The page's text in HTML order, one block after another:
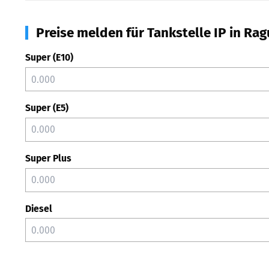
Preise melden für Tankstelle IP in
Super (E10)
Super (E5)
Super Plus
Diesel